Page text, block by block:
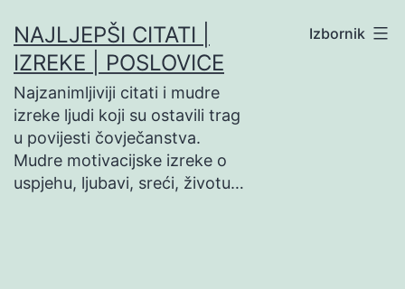
na
sadržaj
NAJLJEPŠI CITATI |
IZREKE | POSLOVICE
Najzanimljiviji citati i mudre
izreke ljudi koji su ostavili trag
u povijesti čovječanstva.
Mudre motivacijske izreke o
uspjehu, ljubavi, sreći, životu…
Izbornik